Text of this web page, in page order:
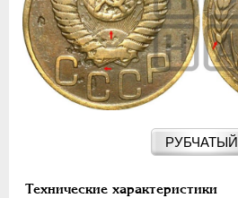
РУБЧАТЫЙ
Технические характеристики
20 КОПЕЕК
50 КОПЕЕК
ПОЛТИННИК
1 РУБЛЬ
10 РУБЛЕЙ